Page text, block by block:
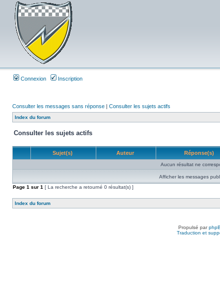
Connexion Inscription
Consulter les messages sans réponse | Consulter les sujets actifs
Index du forum
Consulter les sujets actifs
Sujet(s) Auteur Réponse(s)
Aucun résultat ne
Afficher les messages
Page 1 sur 1 [ La recherche a retourné 0 résultat(s) ]
Index du forum
Propulsé par
Traduction et